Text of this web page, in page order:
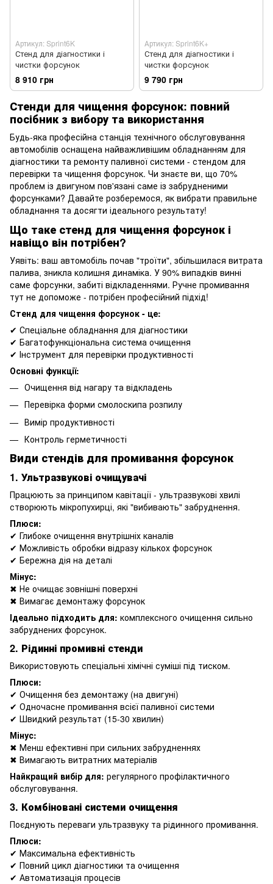
Артикул: Sprint6K
Стенд для діагностики і
чистки форсунок
8 910 грн
Артикул: Sprint6K+
Стенд для діагностики і
чистки форсунок
9 790 грн
Стенди для чищення форсунок: повний
посібник з вибору та використання
Будь-яка професійна станція технічного обслуговування
автомобілів оснащена найважливішим обладнанням для
діагностики та ремонту паливної системи - стендом для
перевірки та чищення форсунок. Чи знаєте ви, що 70%
проблем із двигуном пов'язані саме із забрудненими
форсунками? Давайте розберемося, як вибрати правильне
обладнання та досягти ідеального результату!
Що таке стенд для чищення форсунок і
навіщо він потрібен?
Уявіть: ваш автомобіль почав "троїти", збільшилася витрата
палива, зникла колишня динаміка. У 90% випадків винні
саме форсунки, забиті відкладеннями. Ручне промивання
тут не допоможе - потрібен професійний підхід!
Стенд для чищення форсунок - це:
✔ Спеціальне обладнання для діагностики
✔ Багатофункціональна система очищення
✔ Інструмент для перевірки продуктивності
Основні функції:
Очищення від нагару та відкладень
Перевірка форми смолоскипа розпилу
Вимір продуктивності
Контроль герметичності
Види стендів для промивання форсунок
1. Ультразвукові очищувачі
Працюють за принципом кавітації - ультразвукові хвилі
створюють мікропухирці, які "вибивають" забруднення.
Плюси:
✔ Глибоке очищення внутрішніх каналів
✔ Можливість обробки відразу кількох форсунок
✔ Бережна дія на деталі
Мінус:
✖ Не очищає зовнішні поверхні
✖ Вимагає демонтажу форсунок
Ідеально підходить для: комплексного очищення сильно
забруднених форсунок.
2. Рідинні промивні стенди
Використовують спеціальні хімічні суміші під тиском.
Плюси:
✔ Очищення без демонтажу (на двигуні)
✔ Одночасне промивання всієї паливної системи
✔ Швидкий результат (15-30 хвилин)
Мінус:
✖ Менш ефективні при сильних забрудненнях
✖ Вимагають витратних матеріалів
Найкращий вибір для: регулярного профілактичного
обслуговування.
3. Комбіновані системи очищення
Поєднують переваги ультразвуку та рідинного промивання.
Плюси:
✔ Максимальна ефективність
✔ Повний цикл діагностики та очищення
✔ Автоматизація процесів